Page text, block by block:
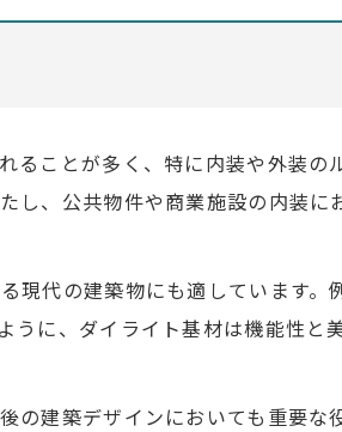
ることが多く、特に内装や外装の
し、公共物件や商業施設の内装に
現代の建築物にも適しています。
うに、ダイライト基材は機能性と
の建築デザインにおいても重要な